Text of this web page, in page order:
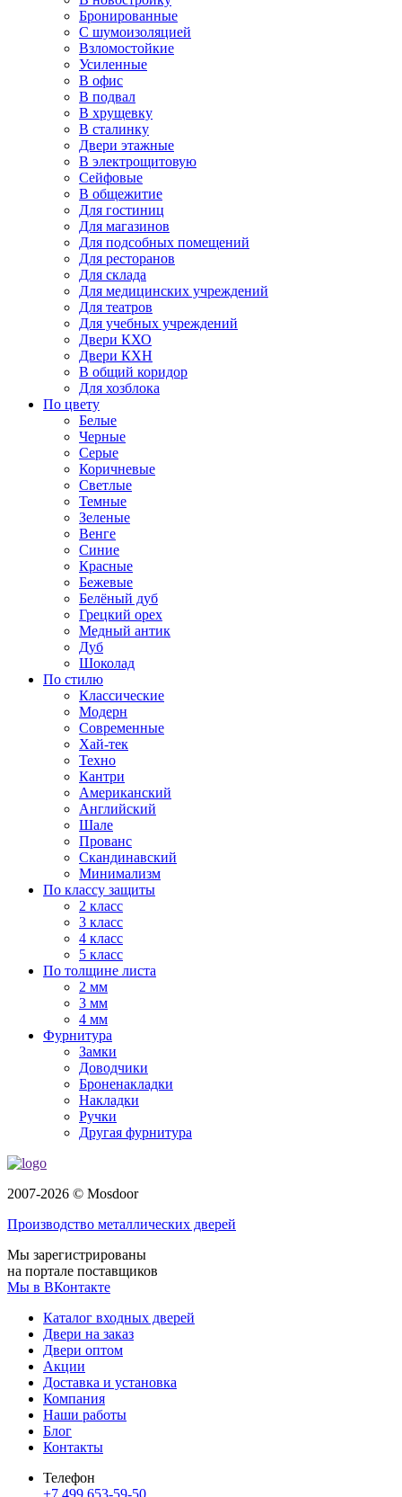
Бронированные
С шумоизоляцией
Взломостойкие
Усиленные
В офис
В подвал
В хрущевку
В сталинку
Двери этажные
В электрощитовую
Сейфовые
В общежитие
Для гостиниц
Для магазинов
Для подсобных помещений
Для ресторанов
Для склада
Для медицинских учреждений
Для театров
Для учебных учреждений
Двери КХО
Двери КХН
В общий коридор
Для хозблока
По цвету
Белые
Черные
Серые
Коричневые
Светлые
Темные
Зеленые
Венге
Синие
Красные
Бежевые
Белёный дуб
Грецкий орех
Медный антик
Дуб
Шоколад
По стилю
Классические
Модерн
Современные
Хай-тек
Техно
Кантри
Американский
Английский
Шале
Прованс
Скандинавский
Минимализм
По классу защиты
2 класс
3 класс
4 класс
5 класс
По толщине листа
2 мм
3 мм
4 мм
Фурнитура
Замки
Доводчики
Броненакладки
Накладки
Ручки
Другая фурнитура
2007-2026 © Mosdoor
Производство металлических дверей
Мы зарегистрированы
на портале поставщиков
Мы в ВКонтакте
Каталог входных дверей
Двери на заказ
Двери оптом
Акции
Доставка и установка
Компания
Наши работы
Блог
Контакты
Телефон
+7 499 653-59-50